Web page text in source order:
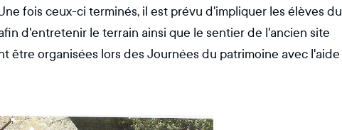
fois ceux-ci terminés, il est prévu d'impliquer les élèves du
d'entretenir le terrain ainsi que le sentier de l'ancien site
être organisées lors des Journées du patrimoine avec l'aide